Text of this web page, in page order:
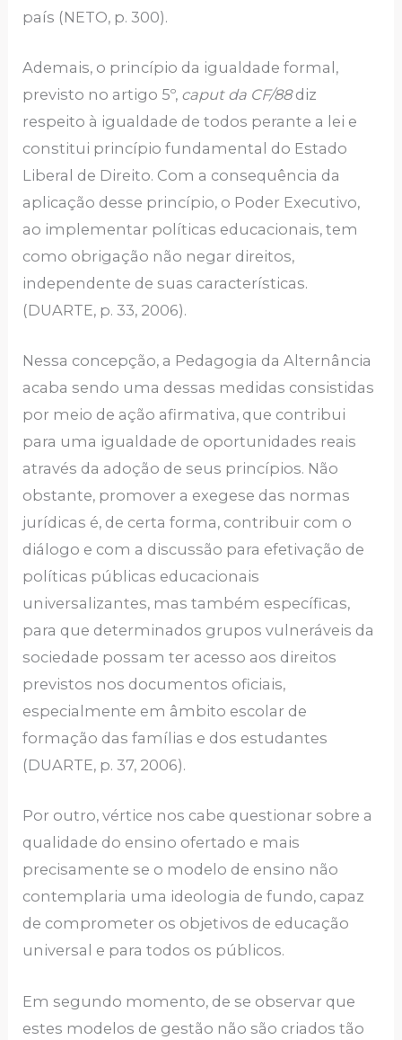
país (NETO, p. 300).
Ademais, o princípio da igualdade formal,
previsto no artigo 5º, caput da CF/88diz
respeito à igualdade de todos perante a lei e
constitui princípio fundamental do Estado
Liberal de Direito. Com a consequência da
aplicação desse princípio, o Poder Executivo,
ao implementar políticas educacionais, tem
como obrigação não negar direitos,
independente de suas características.
(DUARTE, p. 33, 2006).
Nessa concepção, a Pedagogia da Alternância
acaba sendo uma dessas medidas consistidas
por meio de ação afirmativa, que contribui
para uma igualdade de oportunidades reais
através da adoção de seus princípios. Não
obstante, promover a exegese das normas
jurídicas é, de certa forma, contribuir com o
diálogo e com a discussão para efetivação de
políticas públicas educacionais
universalizantes, mas também específicas,
para que determinados grupos vulneráveis da
sociedade possam ter acesso aos direitos
previstos nos documentos oficiais,
especialmente em âmbito escolar de
formação das famílias e dos estudantes
(DUARTE, p. 37, 2006).
Por outro, vértice nos cabe questionar sobre a
qualidade do ensino ofertado e mais
precisamente se o modelo de ensino não
contemplaria uma ideologia de fundo, capaz
de comprometer os objetivos de educação
universal e para todos os públicos.
Em segundo momento, de se observar que
estes modelos de gestão não são criados tão